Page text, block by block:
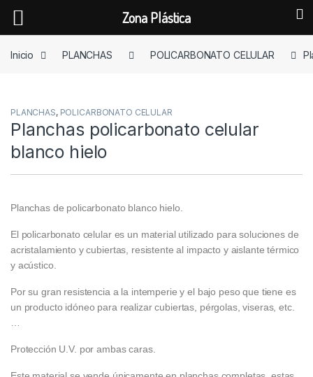
Inicio
PLANCHAS POLICARBONATO CELULAR
PLANCHAS, POLICARBONATO CELULAR
Planchas policarbonato celular
blanco hielo
Planchas de policarbonato blanco hielo.
El policarbonato celular es un material utilizado para soluciones de
acristalamiento y cubiertas, resistente al impacto y aislante térmico
y acústico.
Por su gran resistencia a la intemperie y el bajo peso que tiene es
un producto idóneo para realizar cubiertas, pérgolas, viseras, etc.
Protección U.V. por ambas caras.
Zona Plástica